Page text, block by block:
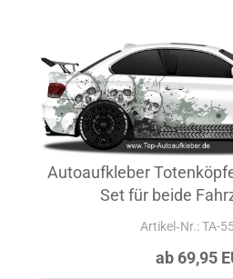
Autoaufkleber
Set für beide
Artikel‑Nr.: TA-
ab 69,95